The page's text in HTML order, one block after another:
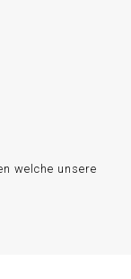
welche unsere